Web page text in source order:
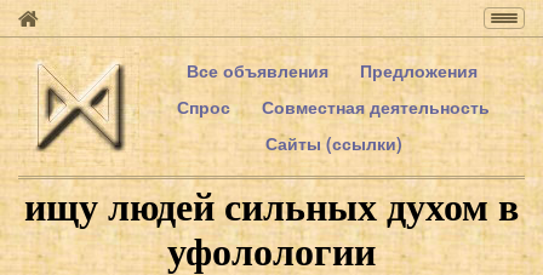
Все объявления
Предложения
Спрос
Совместная деятельность
Сайты (ссылки)
ищу людей сильных духом в
уфолологии